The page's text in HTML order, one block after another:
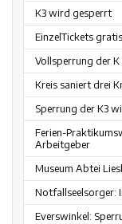
K3 wird gesperrt
EinzelTickets
Vollsperrung der
Kreis saniert drei
Sperrung der K3
Ferien-
Arbeitgeber
Museum Abtei
Notfallseelsorger:
Everswinkel: